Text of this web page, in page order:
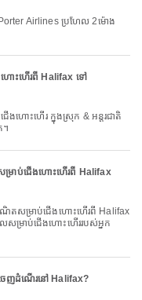
ហោះហើរពី Halifax ទៅ
។
រាប់ជើងហោះហើរពី Halifax
សម្រាប់ជើងហោះហើររបស់អ្នក
េញដំណើរនៅ Halifax?